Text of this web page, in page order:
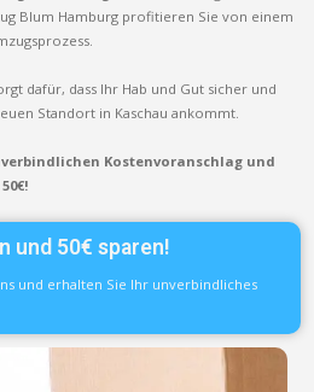
Blum Hamburg profitieren Sie von einem
dafür, dass Ihr Hab und Gut sicher und
Standort in Kaschau ankommt.
Kostenvoranschlag und
und 50€ sparen!
und erhalten Sie Ihr unverbindliches